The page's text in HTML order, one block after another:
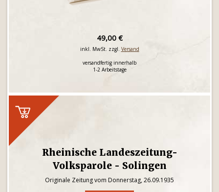
49,00 €
inkl. MwSt. zzgl. Versand
versandfertig innerhalb
1-2 Arbeitstage
Rheinische Landeszeitung-
Volksparole - Solingen
Originale Zeitung vom Donnerstag, 26.09.1935